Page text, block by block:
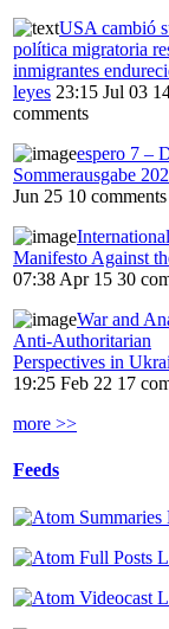
USA cambió
política migratoria
inmigrantes
leyes 23:15 Jul 03
comments
espero 7 –
Sommerausgabe
Jun 25 10 comments
Manifesto Against
07:38 Apr 15 30
War and
Anti-Authoritarian
Perspectives in
19:25 Feb 22 17
more >>
Feeds